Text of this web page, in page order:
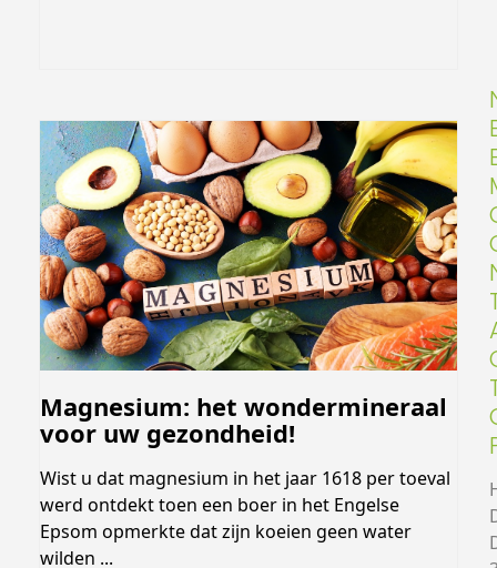
Magnesium: het wondermineraal
voor uw gezondheid!
Wist u dat magnesium in het jaar 1618 per toeval
werd ontdekt toen een boer in het Engelse
Epsom opmerkte dat zijn koeien geen water
wilden ...